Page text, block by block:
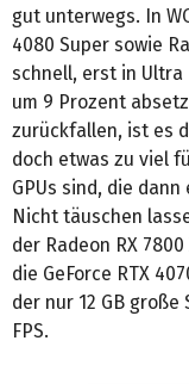
gut unterwegs. In
4080 Super sowie
schnell, erst in Ultra
um 9 Prozent
zurückfallen, ist es
doch etwas zu viel
GPUs sind, die
Nicht täuschen
der Radeon RX
die GeForce RTX
der nur 12 GB
FPS.